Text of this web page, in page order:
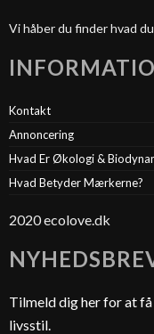
Vi håber du finder hvad
Kontakt
Annoncering
Hvad Er Økologi &
Hvad Betyder Mærkerne?
2020 ecolove.dk
Tilmeld dig her for at
livsstil.